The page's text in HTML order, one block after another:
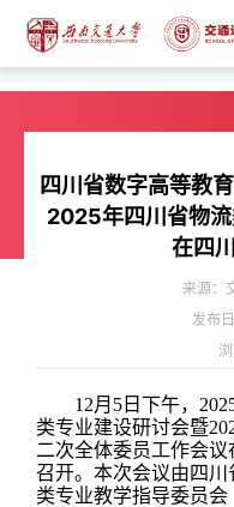
四川省数字高等教
2025年四川省物
在四
来源：
发布
12月 5 日下午，
类专业建设研讨会暨
二次全体委员工作会议
召开。本次会议由四
类专业教学指导委员会